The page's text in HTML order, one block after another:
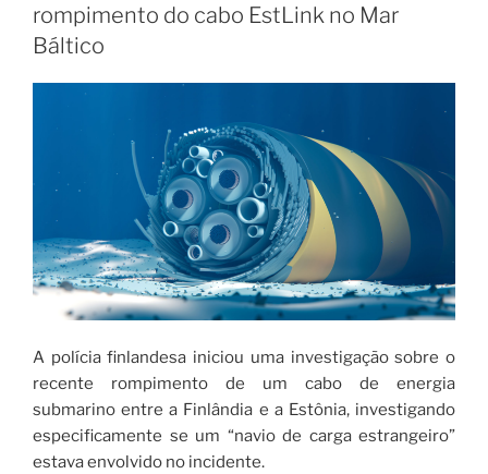
rompimento do cabo EstLink no Mar
Báltico
A polícia finlandesa iniciou uma investigação sobre o
recente rompimento de um cabo de energia
submarino entre a Finlândia e a Estônia, investigando
especificamente se um “navio de carga estrangeiro”
estava envolvido no incidente.